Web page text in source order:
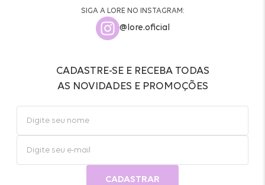
SIGA A LORE NO INSTAGRAM:
@lore.oficial
CADASTRE-SE E RECEBA TODAS
AS NOVIDADES E PROMOÇÕES
CADASTRAR